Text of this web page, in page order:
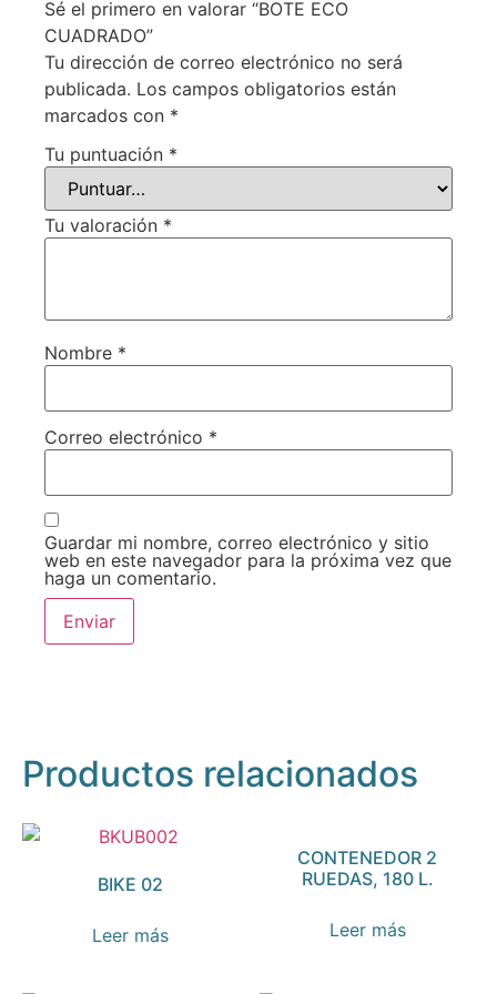
Sé el primero en valorar “BOTE ECO
CUADRADO”
Tu dirección de correo electrónico no será
publicada. Los campos obligatorios están
marcados con *
Tu puntuación *
Tu valoración *
Nombre *
Correo electrónico *
Guardar mi nombre, correo electrónico y sitio
web en este navegador para la próxima vez que
haga un comentario.
Productos relacionados
BIKE 02
Leer más
CONTENEDOR 2
RUEDAS, 180 L.
Leer más